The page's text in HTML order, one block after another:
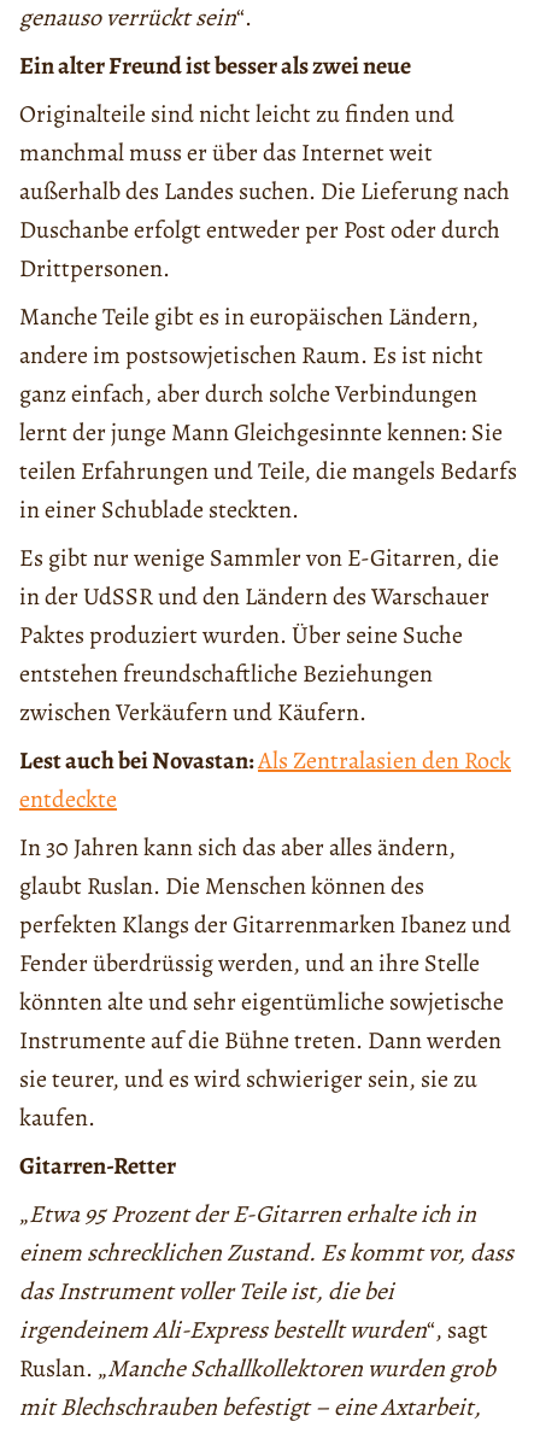
genauso verrückt sein“.
Ein alter Freund ist besser als zwei neue
Originalteile sind nicht leicht zu finden und
manchmal muss er über das Internet weit
außerhalb des Landes suchen. Die Lieferung nach
Duschanbe erfolgt entweder per Post oder durch
Drittpersonen.
Manche Teile gibt es in europäischen Ländern,
andere im postsowjetischen Raum. Es ist nicht
ganz einfach, aber durch solche Verbindungen
lernt der junge Mann Gleichgesinnte kennen: Sie
teilen Erfahrungen und Teile, die mangels Bedarfs
in einer Schublade steckten.
Es gibt nur wenige Sammler von E-Gitarren, die
in der UdSSR und den Ländern des Warschauer
Paktes produziert wurden. Über seine Suche
entstehen freundschaftliche Beziehungen
zwischen Verkäufern und Käufern.
Lest auch bei Novastan:Als Zentralasien den Rock
entdeckte
In 30 Jahren kann sich das aber alles ändern,
glaubt Ruslan. Die Menschen können des
perfekten Klangs der Gitarrenmarken Ibanez und
Fender überdrüssig werden, und an ihre Stelle
könnten alte und sehr eigentümliche sowjetische
Instrumente auf die Bühne treten. Dann werden
sie teurer, und es wird schwieriger sein, sie zu
kaufen.
Gitarren-Retter
„Etwa 95 Prozent der E-Gitarren erhalte ich in
einem schrecklichen Zustand. Es kommt vor, dass
das Instrument voller Teile ist, die bei
irgendeinem Ali-Express bestellt wurden“, sagt
Ruslan. „Manche Schallkollektoren wurden grob
mit Blechschrauben befestigt – eine Axtarbeit,